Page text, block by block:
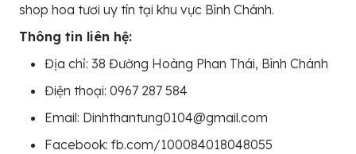
shop hoa tươi uy tín tại khu vực Bình Chánh.
Thông tin liên hệ:
Địa chỉ: 38 Đường Hoàng Phan Thái, Bình Chánh
Điện thoại: 0967 287 584
Email: Dinhthantung0104@gmail.com
Facebook: fb.com/100084018048055